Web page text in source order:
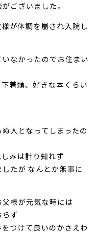
はこちら
ございました。
が体調を崩され入院し
なかったのでお住まい
着類、好きな本くらい
人となってしまったの
みは計り知れず
たが なんとか無事に
様が元気な時には
ず
つけて良いのかさえわ